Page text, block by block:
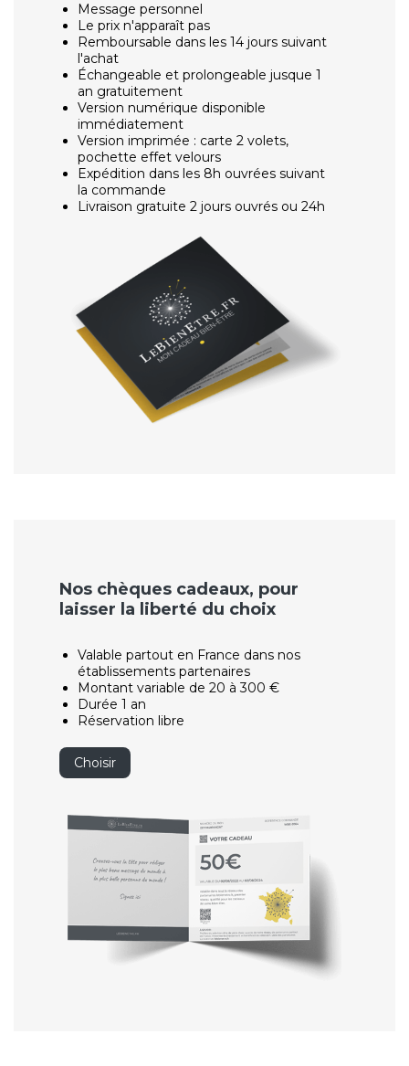
Message personnel
Le prix n'apparaît pas
Remboursable dans les 14 jours suivant
l'achat
Échangeable et prolongeable jusque 1
an gratuitement
Version numérique disponible
immédiatement
Version imprimée : carte 2 volets,
pochette effet velours
Expédition dans les 8h ouvrées suivant
la commande
Livraison gratuite 2 jours ouvrés ou 24h
Nos chèques cadeaux, pour
laisser la liberté du choix
Valable partout en France dans nos
établissements partenaires
Montant variable de 20 à 300 €
Durée 1 an
Réservation libre
Choisir